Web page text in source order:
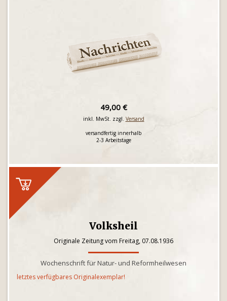
49,00 €
inkl. MwSt. zzgl. Versand
versandfertig innerhalb
2-3 Arbeitstage
Volksheil
Originale Zeitung vom Freitag, 07.08.1936
Wochenschrift für Natur- und Reformheilwesen
letztes verfügbares Originalexemplar!